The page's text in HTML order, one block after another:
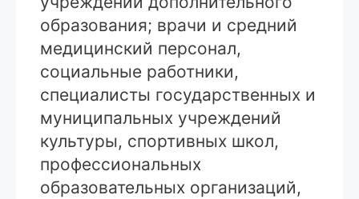
образования; врачи и средний
медицинский персонал,
социальные работники,
специалисты государственных и
муниципальных учреждений
культуры, спортивных школ,
профессиональных
образовательных организаций,